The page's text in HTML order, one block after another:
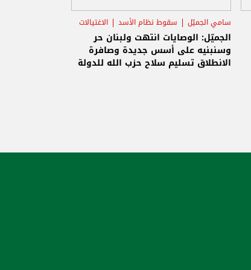
سامي الجميّل سقوط نظام الأسد الاغتيالات
الجميّل: الوصايات انتهت ولبنان حر
وسنبنيه على أسس جديدة وصافرة
الانطلاق تسليم سلاح حزب الله للدولة